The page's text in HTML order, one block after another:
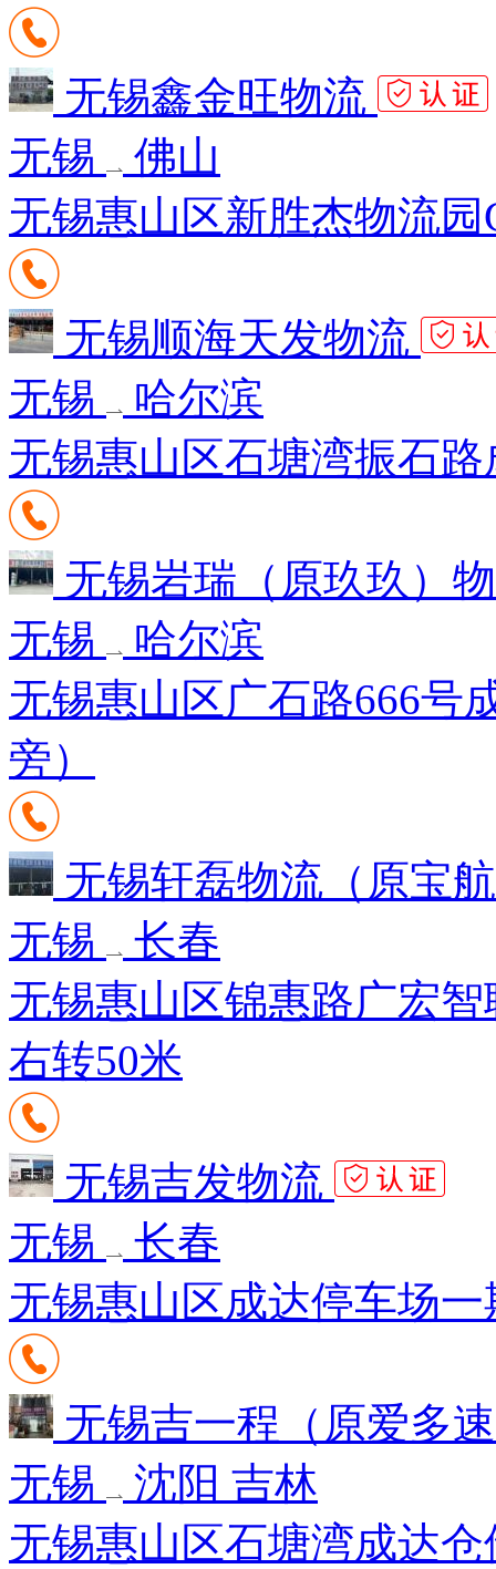
无锡鑫金旺物流
无锡
佛山
无锡惠山区新胜杰物流园
无锡顺海天发物流
无锡
哈尔滨
无锡惠山区石塘湾振石
无锡岩瑞（原玖玖）
无锡
哈尔滨
无锡惠山区广石路666号
旁）
无锡轩磊物流（原宝
无锡
长春
无锡惠山区锦惠路广宏
右转50米
无锡吉发物流
无锡
长春
无锡惠山区成达停车场一
无锡吉一程（原爱多
无锡
沈阳 吉林
无锡惠山区石塘湾成达